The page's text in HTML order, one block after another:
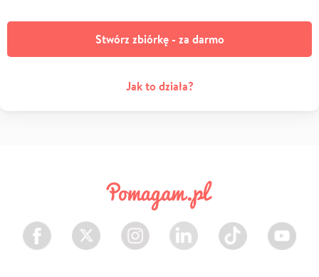
Stwórz zbiórkę - za darmo
Jak to działa?
Facebook Twitter Instagram LinkedIn TikTok Youtube